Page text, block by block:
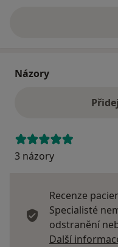
Názory
3 názory
Recenze
Specialisté
odstranění
Další